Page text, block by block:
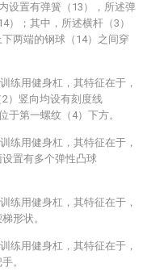
设置有弹簧（13），所述弹
）；其中，所述横杆（3）
两端的钢球（14）之间穿
练用健身杠，其特征在于，
）竖向均设有刻度线
于第一螺纹（4）下方。
练用健身杠，其特征在于，
置有多个弹性凸球
练用健身杠，其特征在于，
形状。
练用健身杠，其特征在于，
。